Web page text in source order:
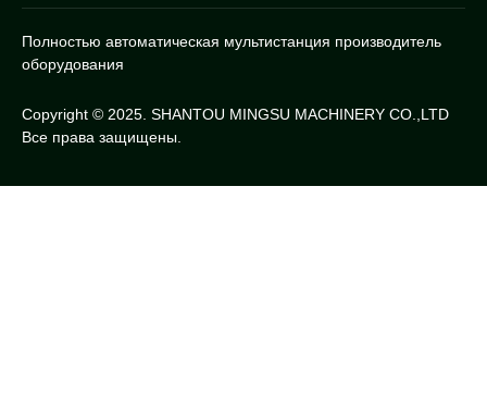
Полностью автоматическая мультистанция производитель
оборудования
Copyright © 2025. SHANTOU MINGSU MACHINERY CO.,LTD
Все права защищены.